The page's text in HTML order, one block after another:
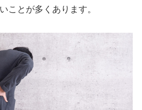
ことが多くあります。